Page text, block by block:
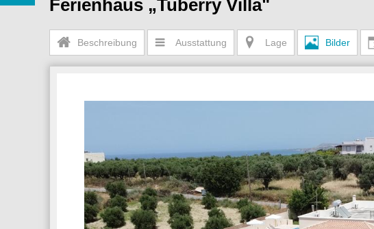
Ferienhaus „Tuberry Villa"
Beschreibung Ausstattung Lage Bilder